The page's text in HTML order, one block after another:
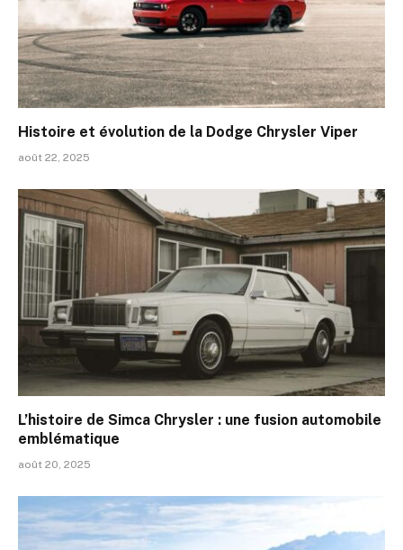
Histoire et évolution de la Dodge Chrysler Viper
août 22, 2025
L’histoire de Simca Chrysler : une fusion automobile
emblématique
août 20, 2025